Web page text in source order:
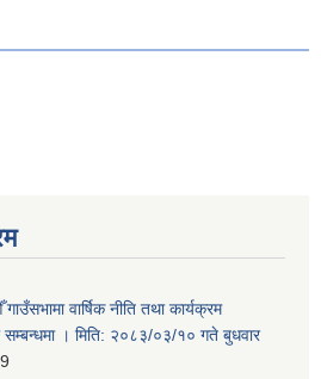
वार्षिक नीति तथा कार्यक्रम
। मिति: २०८३/०३/१० गते बुधवार